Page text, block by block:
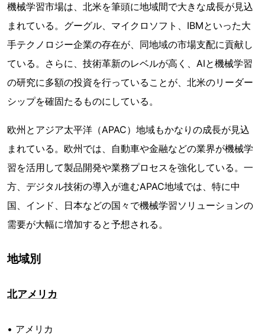
機械学習市場は、北米を筆頭に地域間で大きな成長が見込
まれている。グーグル、マイクロソフト、IBMといった大
手テクノロジー企業の存在が、同地域の市場支配に貢献し
ている。さらに、技術革新のレベルが高く、AIと機械学習
の研究に多額の投資を行っていることが、北米のリーダー
シップを確固たるものにしている。
欧州とアジア太平洋（APAC）地域もかなりの成長が見込
まれている。欧州では、自動車や金融などの業界が機械学
習を活用して製品開発や業務プロセスを強化している。一
方、デジタル技術の導入が進むAPAC地域では、特に中
国、インド、日本などの国々で機械学習ソリューションの
需要が大幅に増加すると予想される。
地域別
北アメリカ
• アメリカ